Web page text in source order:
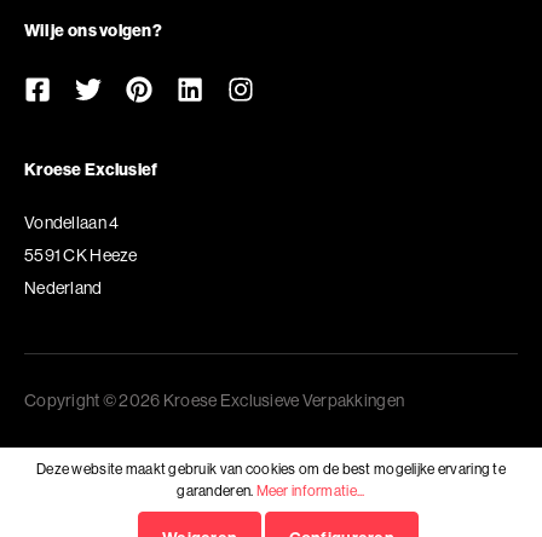
Wil je ons volgen?
Kroese Exclusief
Vondellaan 4
5591 CK Heeze
Nederland
Copyright © 2026 Kroese Exclusieve Verpakkingen
Deze website maakt gebruik van cookies om de best mogelijke ervaring te
garanderen. Meer informatie...